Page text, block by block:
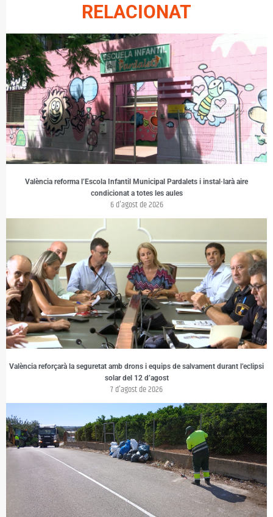
RELACIONAT
València reforma l’Escola Infantil Municipal Pardalets i instal·larà aire
condicionat a totes les aules
6 d'agost de 2026
València reforçarà la seguretat amb drons i equips de salvament durant l’eclipsi
solar del 12 d’agost
7 d'agost de 2026